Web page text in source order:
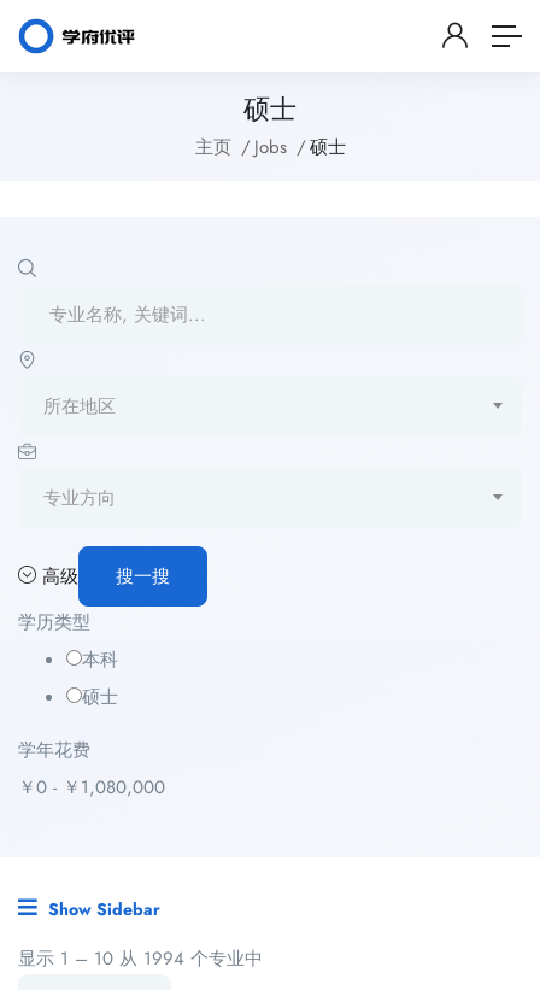
硕士
主页 Jobs 硕士
所在地区
专业方向
高级
搜一搜
学历类型
本科
硕士
学年花费
￥0 - ￥1,080,000
Show Sidebar
显示 1 – 10 从 1994 个专业中